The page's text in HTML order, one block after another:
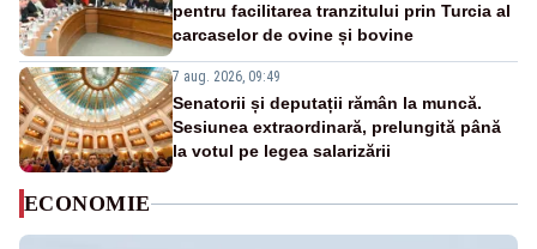
pentru facilitarea tranzitului prin Turcia al
carcaselor de ovine și bovine
7 aug. 2026, 09:49
Senatorii și deputații rămân la muncă.
Sesiunea extraordinară, prelungită până
la votul pe legea salarizării
ECONOMIE